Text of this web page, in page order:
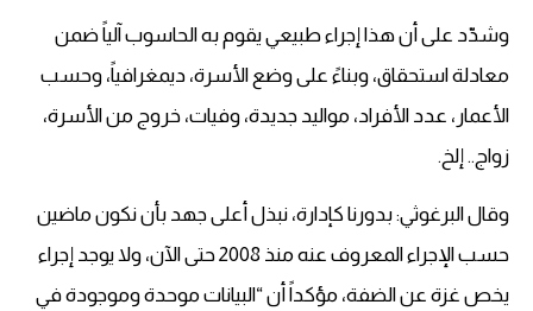
وشدّد على أن هذا إجراء طبيعي يقوم به الحاسوب آلياً ضمن
معادلة استحقاق، وبناءً على وضع الأسرة، ديمغرافياً، وحسب
الأعمار، عدد الأفراد، مواليد جديدة، وفيات، خروج من الأسرة،
زواج.. إلخ.
وقال البرغوثي: بدورنا كإدارة، نبذل أعلى جهد بأن نكون ماضين
حسب الإجراء المعروف عنه منذ 2008 حتى الآن، ولا يوجد إجراء
يخص غزة عن الضفة، مؤكداً أن “البيانات موحدة وموجودة في